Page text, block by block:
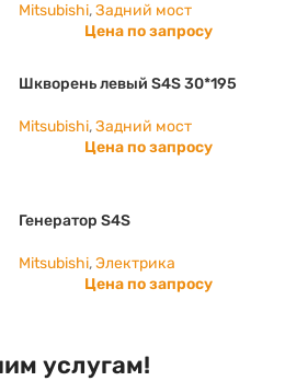
Mitsubishi,Задний мост
Цена по запросу
Шкворень левый S4S 30*195
Mitsubishi,Задний мост
Цена по запросу
Генератор S4S
Mitsubishi,Электрика
Цена по запросу
услугам!